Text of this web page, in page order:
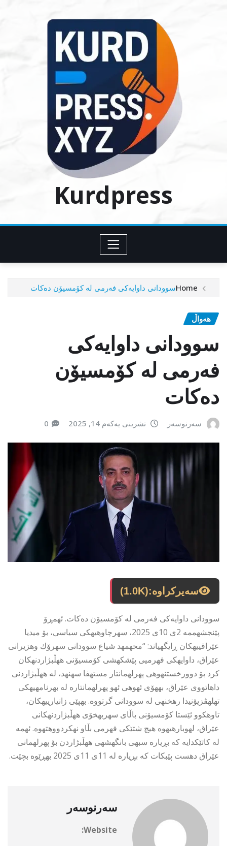
Kurdpress
Homeسوودانی داوایەکی فەرمی لە کۆمسیۆن دەکات
هەواڵ
سوودانی داوایەکی
فەرمی لە کۆمسیۆن
دەکات
سەرنوسەر تشرینی یەکەم 14, 2025 0
سەیرکراوە:(1.0K)
سوودانی داوایەکی فەرمی لە کۆمسیۆن دەکات. ئهمڕۆ
پێنجشهممه 2ی 10ی 2025، سهرچاوهیهكی سیاسی، بۆ میدیا
عێراقییهكان ڕایگهیاند: “محهمهد شیاع سوودانی سهرۆك وهزیرانی
عێراق، داوایهكی فهرمیی پێشكهشی كۆمسیۆنی ههڵبژاردنهكان
كرد بۆ دوورخستنهوهی پهرلهمانتار مستهفا سهنهد، له ههڵبژاردنی
داهاتووی عێراق، بههۆی ئهوهی ئهو پهرلهمانتاره له بهرنامهیهكی
تهلهڤزیۆنیدا رهخنهی له سوودانی گرتووه. بهپێی زانیارییهكان،
تاوهكوو ئێستا كۆمسیۆنی باڵای سهربهخۆی ههڵبژاردنهكانی
عێراق، لهوبارهیهوه هیچ شتێكی فهرمی بڵاو نهكردووهتهوه. ئهمه
له كاتێكدایه كه بڕیاره سبهی بانگهشهی ههڵبژاردن بۆ پهرلهمانی
عێراق دهست پێبكات كه بڕیاره له 11ی 11ی 2025 بهڕێوه بچێت.
سەرنوسەر
Website: